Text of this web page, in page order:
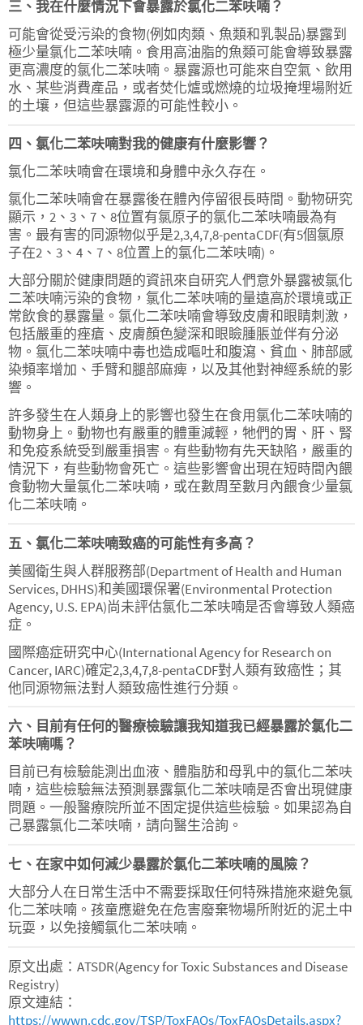
三、我在什麼情況下會暴露於氯化二苯呋喃？
可能會從受污染的食物(例如肉類、魚類和乳製品)暴露到
極少量氯化二苯呋喃。食用高油脂的魚類可能會導致暴露
更高濃度的氯化二苯呋喃。暴露源也可能來自空氣、飲用
水、某些消費產品，或者焚化爐或燃燒的垃圾掩埋場附近
的土壤，但這些暴露源的可能性較小。
四、氯化二苯呋喃對我的健康有什麼影響？
氯化二苯呋喃會在環境和身體中永久存在。
氯化二苯呋喃會在暴露後在體內停留很長時間。動物研究
顯示，2、3、7、8位置有氯原子的氯化二苯呋喃最為有
害。最有害的同源物似乎是2,3,4,7,8-pentaCDF(有5個氯原
子在2、3、4、7、8位置上的氯化二苯呋喃)。
大部分關於健康問題的資訊來自研究人們意外暴露被氯化
二苯呋喃污染的食物，氯化二苯呋喃的量遠高於環境或正
常飲食的暴露量。氯化二苯呋喃會導致皮膚和眼睛刺激，
包括嚴重的痤瘡、皮膚顏色變深和眼瞼腫脹並伴有分泌
物。氯化二苯呋喃中毒也造成嘔吐和腹瀉、貧血、肺部感
染頻率增加、手臂和腿部麻痺，以及其他對神經系統的影
響。
許多發生在人類身上的影響也發生在食用氯化二苯呋喃的
動物身上。動物也有嚴重的體重減輕，牠們的胃、肝、腎
和免疫系統受到嚴重損害。有些動物有先天缺陷，嚴重的
情況下，有些動物會死亡。這些影響會出現在短時間內餵
食動物大量氯化二苯呋喃，或在數周至數月內餵食少量氯
化二苯呋喃。
五、氯化二苯呋喃致癌的可能性有多高？
美國衛生與人群服務部(Department of Health and Human
Services, DHHS)和美國環保署(Environmental Protection
Agency, U.S. EPA)尚未評估氯化二苯呋喃是否會導致人類癌
症。
國際癌症研究中心(International Agency for Research on
Cancer, IARC)確定2,3,4,7,8-pentaCDF對人類有致癌性；其
他同源物無法對人類致癌性進行分類。
六、目前有任何的醫療檢驗讓我知道我已經暴露於氯化二
苯呋喃嗎？
目前已有檢驗能測出血液、體脂肪和母乳中的氯化二苯呋
喃，這些檢驗無法預測暴露氯化二苯呋喃是否會出現健康
問題。一般醫療院所並不固定提供這些檢驗。如果認為自
己暴露氯化二苯呋喃，請向醫生洽詢。
七、在家中如何減少暴露於氯化二苯呋喃的風險？
大部分人在日常生活中不需要採取任何特殊措施來避免氯
化二苯呋喃。孩童應避免在危害廢棄物場所附近的泥土中
玩耍，以免接觸氯化二苯呋喃。
原文出處：ATSDR(Agency for Toxic Substances and Disease
Registry)
原文連結：
https://wwwn.cdc.gov/TSP/ToxFAQs/ToxFAQsDetails.aspx?